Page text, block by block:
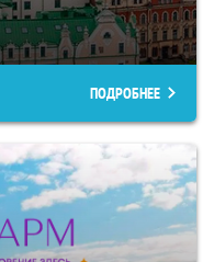
ПОДРОБНЕЕ